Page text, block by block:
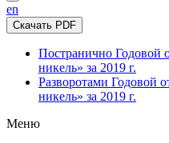
en
Скачать PDF
Постранично Годовой
никель» за 2019 г.
Разворотами Годовой
никель» за 2019 г.
Меню